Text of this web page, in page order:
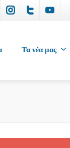
Τα νέα μας